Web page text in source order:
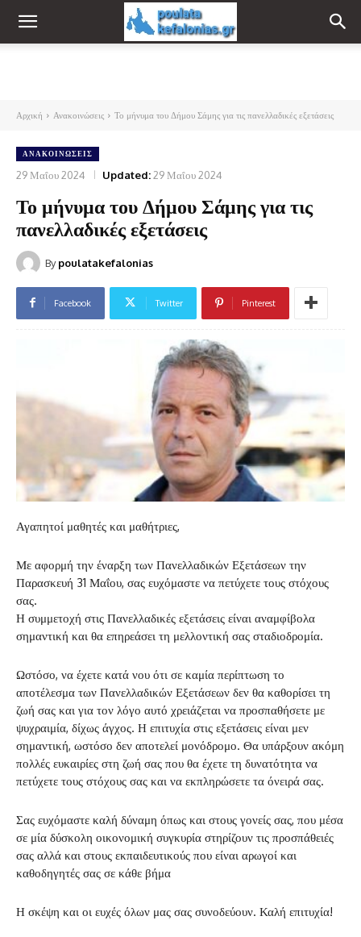
Αρχική Ανακοινώσεις Το μήνυμα του Δήμου Σάμης για τις πανελλαδικές εξετάσεις
ΑΝΑΚΟΙΝΏΣΕΙΣ
29 Μαΐου 2024 Updated:29 Μαΐου 2024
Το μήνυμα του Δήμου Σάμης για τις
πανελλαδικές εξετάσεις
By poulatakefalonias
Facebook Twitter Pinterest
Αγαπητοί μαθητές και μαθήτριες,
Με αφορμή την έναρξη των Πανελλαδικών Εξετάσεων την
Παρασκευή 31 Μαΐου, σας ευχόμαστε να πετύχετε τους στόχους
σας.
Η συμμετοχή στις Πανελλαδικές εξετάσεις είναι αναμφίβολα
σημαντική και θα επηρεάσει τη μελλοντική σας σταδιοδρομία.
Ωστόσο, να έχετε κατά νου ότι σε καμία περίπτωση το
αποτέλεσμα των Πανελλαδικών Εξετάσεων δεν θα καθορίσει τη
ζωή σας και για τον λόγο αυτό χρειάζεται να προσπαθήσετε με
ψυχραιμία, δίχως άγχος. Η επιτυχία στις εξετάσεις είναι μεν
σημαντική, ωστόσο δεν αποτελεί μονόδρομο. Θα υπάρξουν ακόμη
πολλές ευκαιρίες στη ζωή σας που θα έχετε τη δυνατότητα να
πετύχετε τους στόχους σας και να εκπληρώσετε τα όνειρά σας.
Σας ευχόμαστε καλή δύναμη όπως και στους γονείς σας, που μέσα
σε μία δύσκολη οικονομική συγκυρία στηρίζουν τις προσπάθειές
σας αλλά και στους εκπαιδευτικούς που είναι αρωγοί και
καθοδηγητές σας σε κάθε βήμα
Η σκέψη και οι ευχές όλων μας σας συνοδεύουν. Καλή επιτυχία!